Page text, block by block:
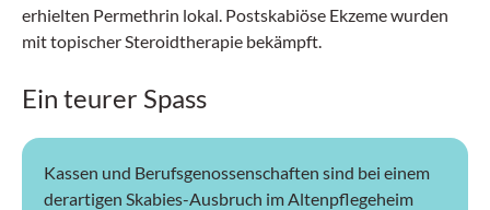
erhielten Permethrin lokal. Postskabiöse Ekzeme wurden
mit topischer Steroidtherapie bekämpft.
Ein teurer Spass
Kassen und Berufsgenossenschaften sind bei einem
derartigen Skabies-Ausbruch im Altenpflegeheim